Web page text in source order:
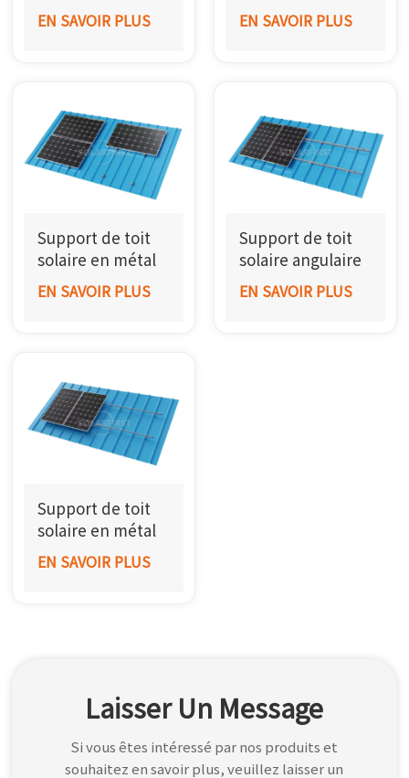
بالعربية
pieds réglables
EN SAVOIR PLUS
ondulé
EN SAVOIR PLUS
Support de toit
solaire en métal
Mini Rail
EN SAVOIR PLUS
Support de toit
solaire angulaire
en métal
EN SAVOIR PLUS
Support de toit
solaire en métal
trapézoïdal
EN SAVOIR PLUS
Laisser Un Message
Si vous êtes intéressé par nos produits et
souhaitez en savoir plus, veuillez laisser un